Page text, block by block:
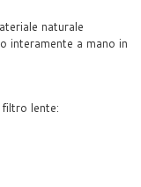
naturale
interamente a mano in
lente: